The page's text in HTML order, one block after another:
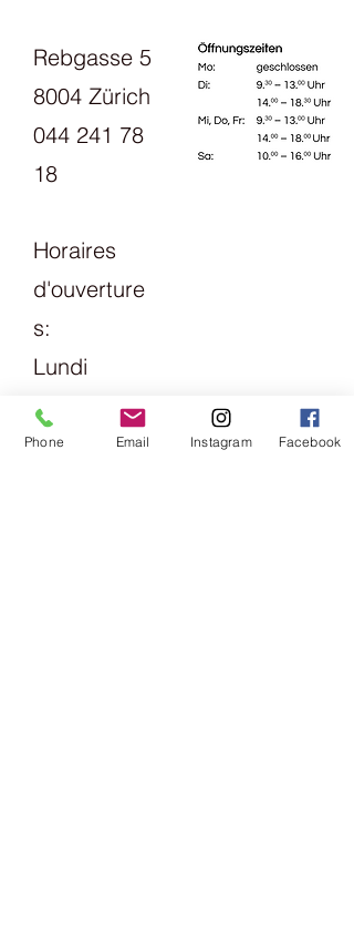
Handwäsche mit mildem
Wollschampoo
Je nach Waschmaschine lohnt es
sich ein Probestück im
Handwaschgang laufen zu lassen.
Rebgasse 5
8004 Zürich
044 241 78
18
Horaires
d'ouverture
s:
Lundi
13h30 - 18h
mardi
Phone Email Instagram Facebook